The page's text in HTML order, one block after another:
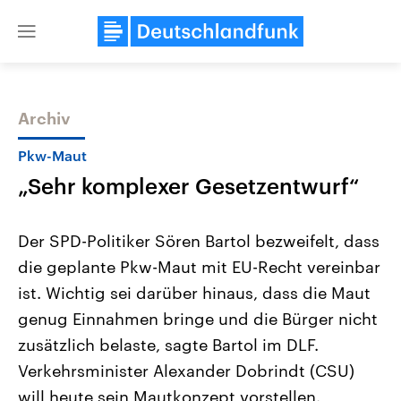
Close
Themen
Landtagswahl Sachsen-Anhalt
2026
Alle Informationen
Sachsen-Anhalt wählt am 6.
September 2026 einen neuen
Bundesland von einer Koalition aus
USA
Aktuelle Beiträge,
Hintergründe
Wirtschaftlich und
gehören die Vereinigten
den mächtigsten Ländern
mit großem Einfluss auf
Archiv
Pkw-Maut
„Sehr komplexer Gesetzentwurf“
Der SPD-Politiker Sören Bartol bezweifelt, dass
die geplante Pkw-Maut mit EU-Recht vereinbar
ist. Wichtig sei darüber hinaus, dass die Maut
genug Einnahmen bringe und die Bürger nicht
zusätzlich belaste, sagte Bartol im DLF.
Verkehrsminister Alexander Dobrindt (CSU)
will heute sein Mautkonzept vorstellen.